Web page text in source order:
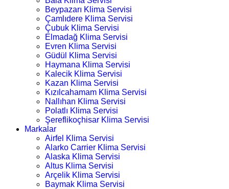
Beypazarı Klima Servisi
Çamlıdere Klima Servisi
Çubuk Klima Servisi
Elmadağ Klima Servisi
Evren Klima Servisi
Güdül Klima Servisi
Haymana Klima Servisi
Kalecik Klima Servisi
Kazan Klima Servisi
Kızılcahamam Klima Servisi
Nallıhan Klima Servisi
Polatlı Klima Servisi
Şereflikoçhisar Klima Servisi
Markalar
Airfel Klima Servisi
Alarko Carrier Klima Servisi
Alaska Klima Servisi
Altus Klima Servisi
Arçelik Klima Servisi
Baymak Klima Servisi